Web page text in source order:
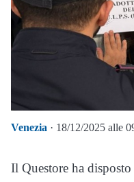
Venezia · 18/12/2025 alle
Il Questore ha disposto